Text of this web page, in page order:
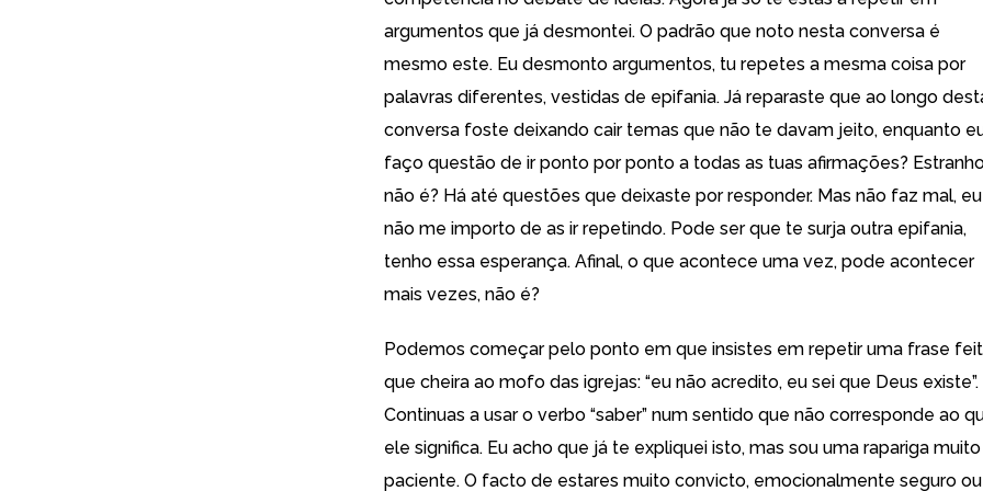
argumentos que já desmontei. O padrão que noto nesta conversa é
mesmo este. Eu desmonto argumentos, tu repetes a mesma coisa por
palavras diferentes, vestidas de epifania. Já reparaste que ao longo
conversa foste deixando cair temas que não te davam jeito, enquanto
faço questão de ir ponto por ponto a todas as tuas afirmações?
não é? Há até questões que deixaste por responder. Mas não faz mal, eu
não me importo de as ir repetindo. Pode ser que te surja outra epifania,
tenho essa esperança. Afinal, o que acontece uma vez, pode acontecer
mais vezes, não é?
Podemos começar pelo ponto em que insistes em repetir uma frase
que cheira ao mofo das igrejas: “eu não acredito, eu sei que Deus existe”.
Continuas a usar o verbo “saber” num sentido que não corresponde ao
ele significa. Eu acho que já te expliquei isto, mas sou uma rapariga muito
paciente. O facto de estares muito convicto, emocionalmente seguro ou